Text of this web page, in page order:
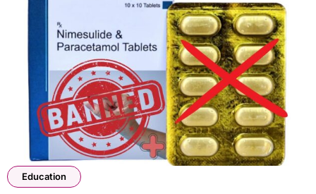
Education